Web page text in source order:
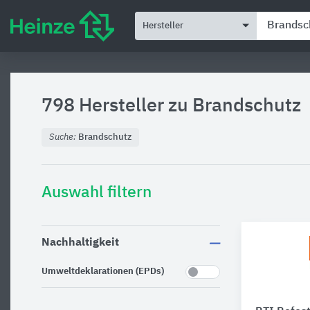
Hersteller
798 Hersteller zu Brandschutz
Suche: Brandschutz
Auswahl filtern
Nachhaltigkeit
Umweltdeklarationen (EPDs)